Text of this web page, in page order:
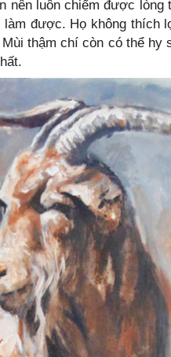
nên luôn chiếm được lòng
được. Họ không thích
thậm chí còn có thể hy